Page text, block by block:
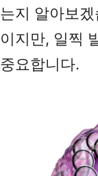
는지 알아보
이지만, 일찍
중요합니다.